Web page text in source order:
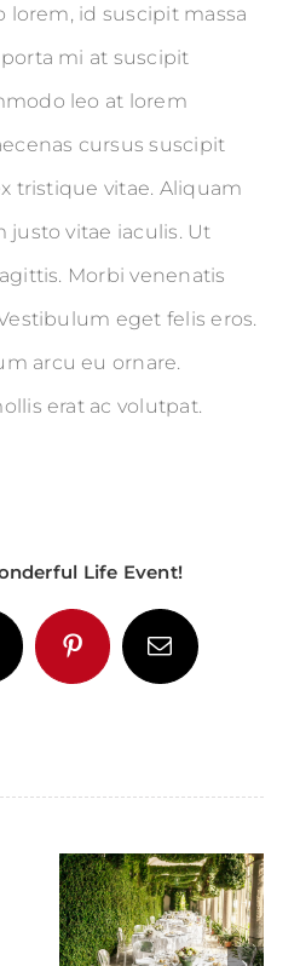
lorem, id suscipit massa
mi at suscipit
leo at lorem
cursus suscipit
tristique vitae. Aliquam
vitae iaculis. Ut
Morbi venenatis
eget felis eros.
arcu eu ornare.
erat ac volutpat.
Life Event!
PinterestEmail